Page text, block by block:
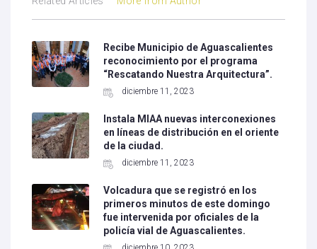
Recibe Municipio de Aguascalientes
reconocimiento por el programa
“Rescatando Nuestra Arquitectura”.
diciembre 11, 2023
Instala MIAA nuevas interconexiones
en líneas de distribución en el oriente
de la ciudad.
diciembre 11, 2023
Volcadura que se registró en los
primeros minutos de este domingo
fue intervenida por oficiales de la
policía vial de Aguascalientes.